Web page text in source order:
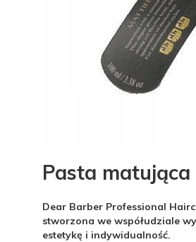
Pasta
Dear Barber Professional
stworzona we współudziale
estetykę i indywidualność.